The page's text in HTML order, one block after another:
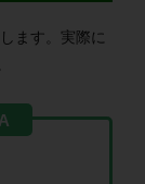
ます。実際に